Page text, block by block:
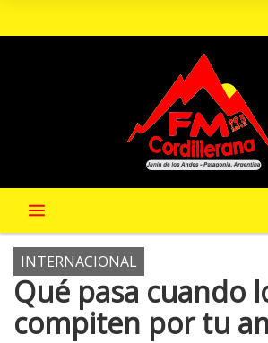
INTERNACIONAL
Qué pasa cuando
compiten por tu